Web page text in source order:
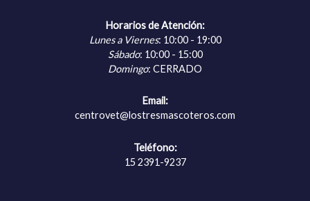
Horarios de Atención:
Lunes a Viernes: 10:00 - 19:00
Sábado: 10:00 - 15:00
Domingo: CERRADO
Email:
centrovet@lostresmascoteros.com
Teléfono:
15 2391-9237